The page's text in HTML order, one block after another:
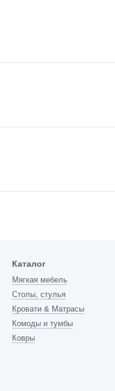
Каталог
Мягкая мебель
Столы, стулья
Кровати & Матрасы
Комоды и тумбы
Ковры